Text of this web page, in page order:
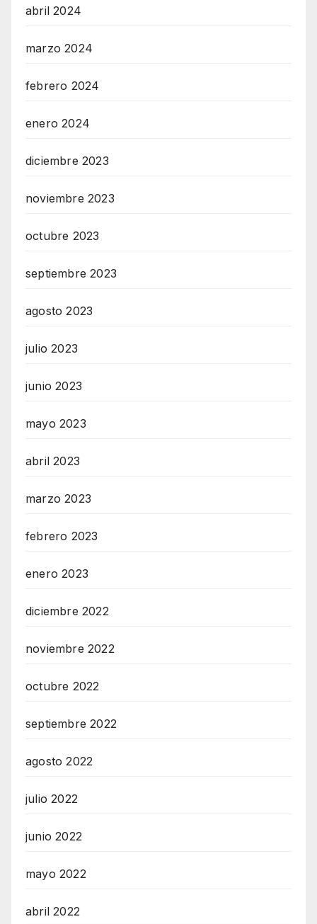
abril 2024
marzo 2024
febrero 2024
enero 2024
diciembre 2023
noviembre 2023
octubre 2023
septiembre 2023
agosto 2023
julio 2023
junio 2023
mayo 2023
abril 2023
marzo 2023
febrero 2023
enero 2023
diciembre 2022
noviembre 2022
octubre 2022
septiembre 2022
agosto 2022
julio 2022
junio 2022
mayo 2022
abril 2022